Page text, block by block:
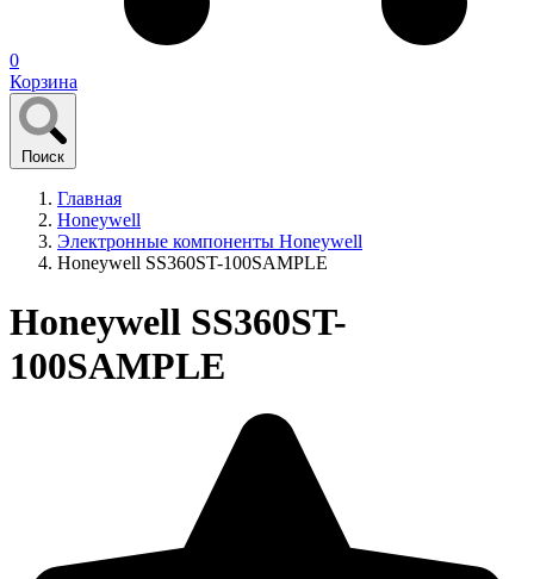
0
Корзина
Поиск
Главная
Honeywell
Электронные компоненты Honeywell
Honeywell SS360ST-100SAMPLE
Honeywell SS360ST-
100SAMPLE